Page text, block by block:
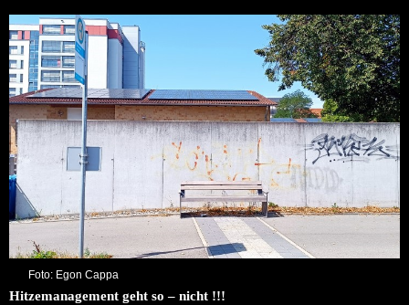
Foto: Egon Cappa
Hitzemanagement geht so – nicht !!!